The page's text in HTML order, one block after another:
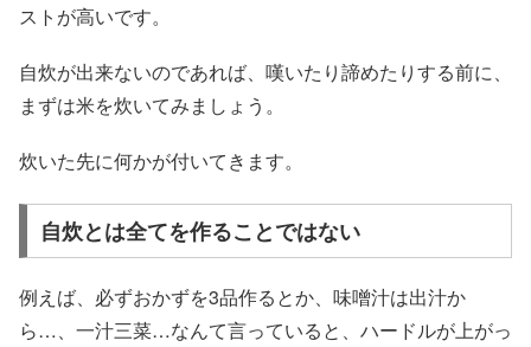
ストが高いです。
自炊が出来ないのであれば、嘆いたり諦めたりする前に、
まずは米を炊いてみましょう。
炊いた先に何かが付いてきます。
自炊とは全てを作ることではない
例えば、必ずおかずを3品作るとか、味噌汁は出汁か
ら…、一汁三菜…なんて言っていると、ハードルが上がっ